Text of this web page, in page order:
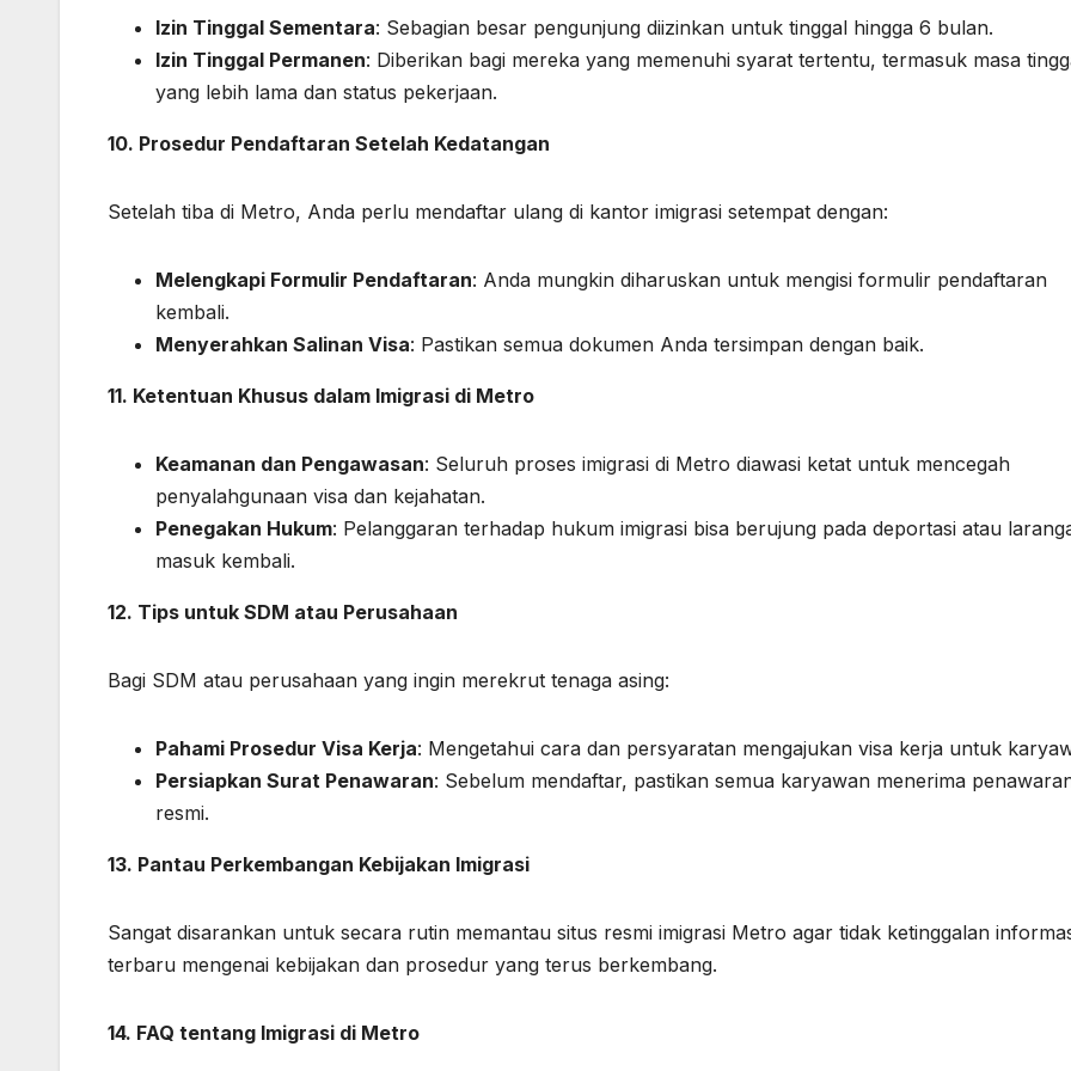
Izin Tinggal Sementara: Sebagian besar pengunjung diizinkan untuk tinggal hingga 6 bulan.
Izin Tinggal Permanen: Diberikan bagi mereka yang memenuhi syarat tertentu, termasuk masa
yang lebih lama dan status pekerjaan.
10. Prosedur Pendaftaran Setelah Kedatangan
Setelah tiba di Metro, Anda perlu mendaftar ulang di kantor imigrasi setempat dengan:
Melengkapi Formulir Pendaftaran: Anda mungkin diharuskan untuk mengisi formulir pendaftaran
kembali.
Menyerahkan Salinan Visa: Pastikan semua dokumen Anda tersimpan dengan baik.
11. Ketentuan Khusus dalam Imigrasi di Metro
Keamanan dan Pengawasan: Seluruh proses imigrasi di Metro diawasi ketat untuk mencegah
penyalahgunaan visa dan kejahatan.
Penegakan Hukum: Pelanggaran terhadap hukum imigrasi bisa berujung pada deportasi atau
masuk kembali.
12. Tips untuk SDM atau Perusahaan
Bagi SDM atau perusahaan yang ingin merekrut tenaga asing:
Pahami Prosedur Visa Kerja: Mengetahui cara dan persyaratan mengajukan visa kerja untuk
Persiapkan Surat Penawaran: Sebelum mendaftar, pastikan semua karyawan menerima
resmi.
13. Pantau Perkembangan Kebijakan Imigrasi
Sangat disarankan untuk secara rutin memantau situs resmi imigrasi Metro agar tidak ketinggalan
terbaru mengenai kebijakan dan prosedur yang terus berkembang.
14. FAQ tentang Imigrasi di Metro